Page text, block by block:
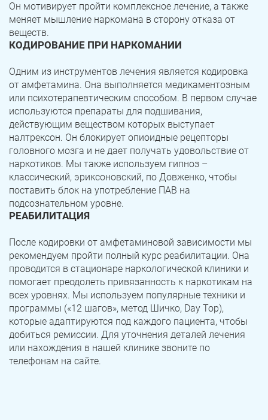
Он мотивирует пройти комплексное лечение, а также
меняет мышление наркомана в сторону отказа от
веществ.
КОДИРОВАНИЕ ПРИ НАРКОМАНИИ
Одним из инструментов лечения является кодировка
от амфетамина. Она выполняется медикаментозным
или психотерапевтическим способом. В первом случае
используются препараты для подшивания,
действующим веществом которых выступает
налтрексон. Он блокирует опиоидные рецепторы
головного мозга и не дает получать удовольствие от
наркотиков. Мы также используем гипноз –
классический, эриксоновский, по Довженко, чтобы
поставить блок на употребление ПАВ на
подсознательном уровне.
РЕАБИЛИТАЦИЯ
После кодировки от амфетаминовой зависимости мы
рекомендуем пройти полный курс реабилитации. Она
проводится в стационаре наркологической клиники и
помогает преодолеть привязанность к наркотикам на
всех уровнях. Мы используем популярные техники и
программы («12 шагов», метод Шичко, Day Top),
которые адаптируются под каждого пациента, чтобы
добиться ремиссии. Для уточнения деталей лечения
или нахождения в нашей клинике звоните по
телефонам на сайте.